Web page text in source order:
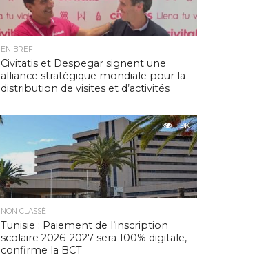
EN BREF
Civitatis et Despegar signent une
alliance stratégique mondiale pour la
distribution de visites et d’activités
1.9K
NON CLASSÉ
Tunisie : Paiement de l’inscription
scolaire 2026-2027 sera 100% digitale,
confirme la BCT